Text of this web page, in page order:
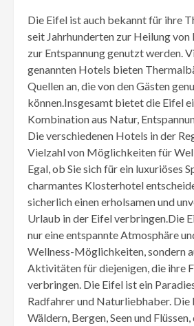
Die Eifel ist auch bekannt für ihre
seit Jahrhunderten zur Heilung von
zur Entspannung genutzt werden.
genannten Hotels bieten
Quellen an, die von den Gästen
können.Insgesamt bietet die Eifel
Kombination aus Natur,
Die verschiedenen Hotels in der
Vielzahl von Möglichkeiten für
Egal, ob Sie sich für ein luxuriöses
charmantes Klosterhotel
sicherlich einen erholsamen und
Urlaub in der Eifel verbringen.Die
nur eine entspannte Atmosphäre
Wellness-Möglichkeiten, sondern
Aktivitäten für diejenigen, die ihre
verbringen. Die Eifel ist ein
Radfahrer und Naturliebhaber. Die
Wäldern, Bergen, Seen und Flüssen,